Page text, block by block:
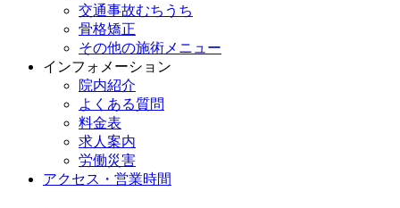
交通事故むちうち
骨格矯正
その他の施術メニュー
インフォメーション
院内紹介
よくある質問
料金表
求人案内
労働災害
アクセス・営業時間